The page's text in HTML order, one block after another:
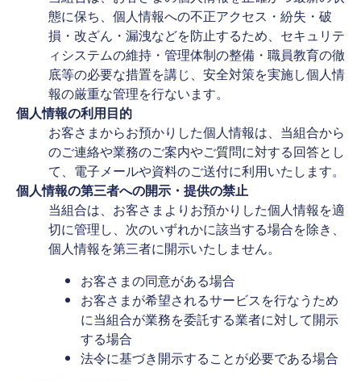
態に保ち、個人情報への不正アクセス・紛失・破
損・改ざん・漏洩などを防止するため、セキュリテ
ィシステムの維持・管理体制の整備・職員教育の徹
底等の必要な措置を講じ、安全対策を実施し個人情
報の厳重な管理を行ないます。
個人情報の利用目的
お客さまからお預かりした個人情報は、当組合から
のご連絡や業務のご案内やご質問に対する回答とし
て、電子メールや資料のご送付に利用いたします。
個人情報の第三者への開示・提供の禁止
当組合は、お客さまよりお預かりした個人情報を適
切に管理し、次のいずれかに該当する場合を除き、
個人情報を第三者に開示いたしません。
お客さまの同意がある場合
お客さまが希望されるサービスを行なうため
に当組合が業務を委託する業者に対して開示
する場合
法令に基づき開示することが必要である場合